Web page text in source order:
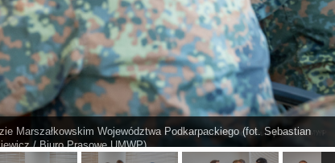
Marszałkowskim Województwa Podkarpackiego (fot. Sebastian
/ Biuro Prasowe UMWP)